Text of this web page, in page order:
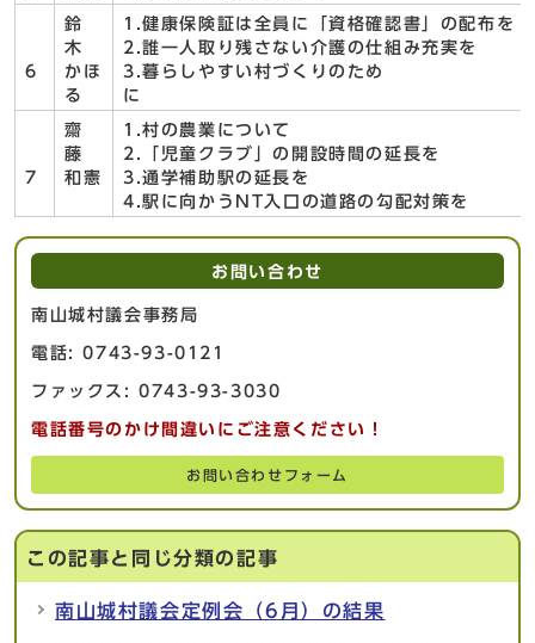
6
鈴
木
かほ
る
1.健康保険証は全員に「資格確認書」の配布を
2.誰一人取り残さない介護の仕組み充実を
3.暮らしやすい村づくりのため
7
齋
藤
和憲
1.村の農業について
2.「児童クラブ」の開設時間の延長を
3.通学補助駅の延長を
4.駅に向かうNT入口の道路の勾配対策を
お問い合わせ
南山城村議会事務局
電話: 0743-93-0121
ファックス: 0743-93-3030
電話番号のかけ間違いにご注意ください！
お問い合わせフォーム
この記事と同じ分類の記事
南山城村議会定例会（6月）の結果